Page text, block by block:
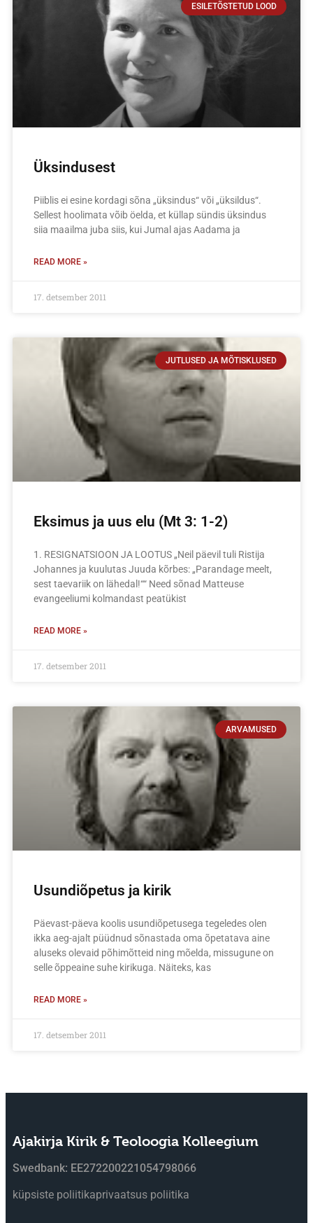
ESILETÕSTETUD LOOD
Üksindusest
Piiblis ei esine kordagi sõna „üksindus“ või „üksildus“.
Sellest hoolimata võib öelda, et küllap sündis üksindus
siia maailma juba siis, kui Jumal ajas Aadama ja
READ MORE »
17. detsember 2011
JUTLUSED JA MÕTISKLUSED
Eksimus ja uus elu (Mt 3: 1-2)
1. RESIGNATSIOON JA LOOTUS „Neil päevil tuli Ristija
Johannes ja kuulutas Juuda kõrbes: „Parandage meelt,
sest taevariik on lähedal!““ Need sõnad Matteuse
evangeeliumi kolmandast peatükist
READ MORE »
17. detsember 2011
ARVAMUSED
Usundiõpetus ja kirik
Päevast-päeva koolis usundiõpetusega tegeledes olen
ikka aeg-ajalt püüdnud sõnastada oma õpetatava aine
aluseks olevaid põhimõtteid ning mõelda, missugune on
selle õppeaine suhe kirikuga. Näiteks, kas
READ MORE »
17. detsember 2011
Ajakirja Kirik & Teoloogia Kolleegium
Swedbank: EE272200221054798066
küpsiste poliitikaprivaatsus poliitika